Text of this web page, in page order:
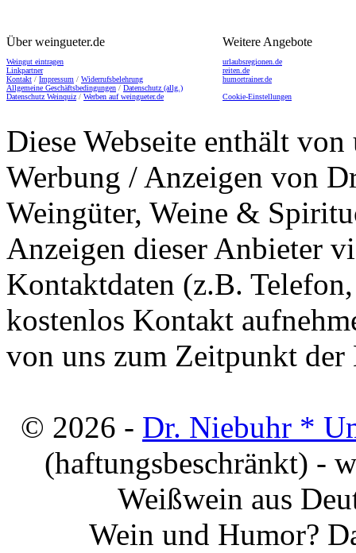
Über weingueter.de
Weingut eintragen
Linkpartner
Kontakt / Impressum / Widerrufsbelehrung
Allgemeine Geschäftsbedingungen / Datenschutz (allg.)
Datenschutz Weinquiz / Werben auf weingueter.de
Weitere Angebote
urlaubsregionen.de
reiten.de
humortrainer.de
Cookie-Einstellungen
Diese Webseite enthält
Werbung / Anzeigen von
Weingüter, Weine &
Anzeigen dieser Anbieter
Kontaktdaten (z.B.
kostenlos Kontakt
von uns zum Zeitpunkt
© 2026 - Dr. Niebuhr *
(haftungsbeschränkt) -
Weißwein aus
Wein und Humor?